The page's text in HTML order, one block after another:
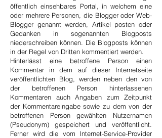
öffentlich einsehbares Portal, in welchem eine
oder mehrere Personen, die Blogger oder Web-
Blogger genannt werden, Artikel posten oder
Gedanken in sogenannten Blogposts
niederschreiben können. Die Blogposts können
in der Regel von Dritten kommentiert werden.
Hinterlässt eine betroffene Person einen
Kommentar in dem auf dieser Internetseite
veröffentlichten Blog, werden neben den von
der betroffenen Person hinterlassenen
Kommentaren auch Angaben zum Zeitpunkt
der Kommentareingabe sowie zu dem von der
betroffenen Person gewählten Nutzernamen
(Pseudonym) gespeichert und veröffentlicht.
Ferner wird die vom Internet-Service-Provider